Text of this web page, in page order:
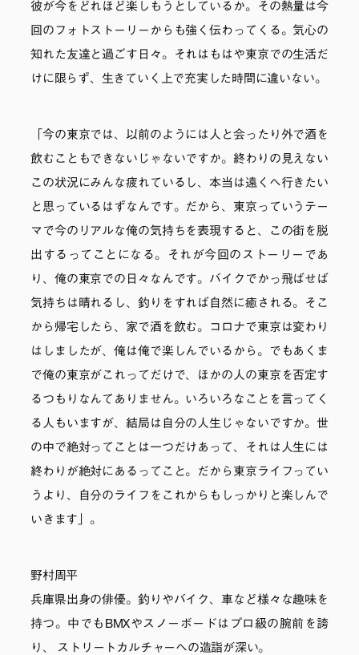
彼が今をどれほど楽しもうとしているか。その熱量は今
回のフォトストーリーからも強く伝わってくる。気心の
知れた友達と過ごす日々。それはもはや東京での生活だ
けに限らず、生きていく上で充実した時間に違いない。
「今の東京では、以前のようには人と会ったり外で酒を
飲むこともできないじゃないですか。終わりの見えない
この状況にみんな疲れているし、本当は遠くへ行きたい
と思っているはずなんです。だから、東京っていうテー
マで今のリアルな俺の気持ちを表現すると、この街を脱
出するってことになる。それが今回のストーリーであ
り、俺の東京での日々なんです。バイクでかっ飛ばせば
気持ちは晴れるし、釣りをすれば自然に癒される。そこ
から帰宅したら、家で酒を飲む。コロナで東京は変わり
はしましたが、俺は俺で楽しんでいるから。でもあくま
で俺の東京がこれってだけで、ほかの人の東京を否定す
るつもりなんてありません。いろいろなことを言ってく
る人もいますが、結局は自分の人生じゃないですか。世
の中で絶対ってことは一つだけあって、それは人生には
終わりが絶対にあるってこと。だから東京ライフってい
うより、自分のライフをこれからもしっかりと楽しんで
いきます」。
野村周平
兵庫県出身の俳優。釣りやバイク、車など様々な趣味を
持つ。中でもBMXやスノーボードはプロ級の腕前を誇
り、 ストリートカルチャーへの造詣が深い。